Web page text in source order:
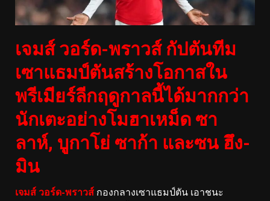
เจมส์ วอร์ด-พราวส์ กัปตันทีม
เซาแธมป์ตันสร้างโอกาสใน
พรีเมียร์ลีกฤดูกาลนี้ได้มากกว่า
นักเตะอย่างโมฮาเหม็ด ซา
ลาห์, บูกาโย่ ซาก้า และซน ฮึง-
มิน
เจมส์ วอร์ด-พราวส์ กองกลางเซาแธมป์ตัน เอาชนะ